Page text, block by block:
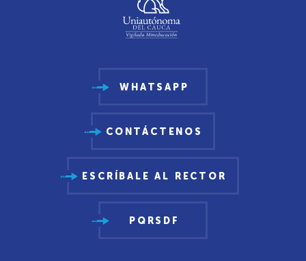
WHATSAPP
CONTÁCTENOS
ESCRÍBALE AL RECTOR
PQRSDF